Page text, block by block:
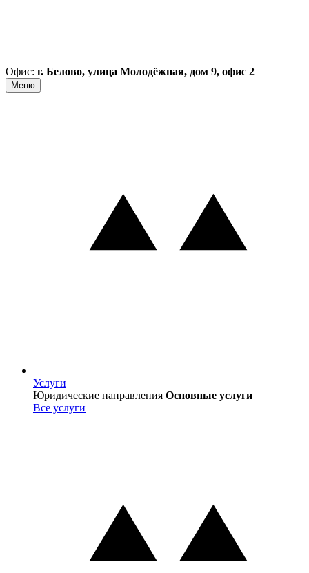
Офис: г. Белово, улица Молодёжная, дом 9, офис 2
Меню
Услуги
Услуги
Юридические направления Основные услуги
Все услуги